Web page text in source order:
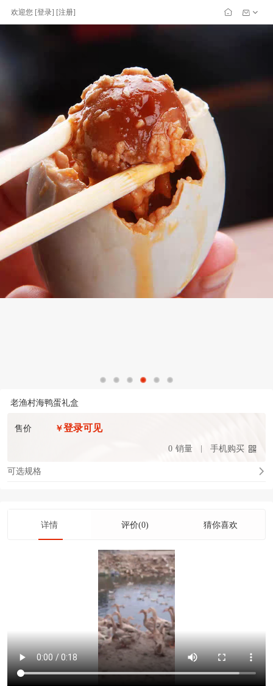
欢迎您 [登录] [注册]
老渔村海鸭蛋礼盒
售价 ￥登录可见
0 销量 手机购买
可选规格
详情 评价(0) 猜你喜欢